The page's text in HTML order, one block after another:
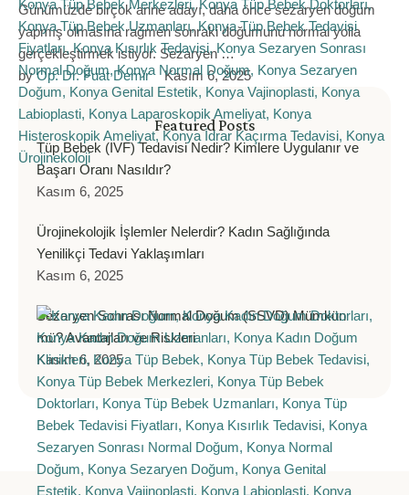
Günümüzde birçok anne adayı, daha önce sezaryen doğum
yapmış olmasına rağmen sonraki doğumunu normal yolla
gerçekleştirmek istiyor. Sezaryen …
by Op. Dr. Fuat Demir Kasım 6, 2025
Featured Posts
Tüp Bebek (IVF) Tedavisi Nedir? Kimlere Uygulanır ve
Başarı Oranı Nasıldır?
Kasım 6, 2025
Ürojinekolojik İşlemler Nelerdir? Kadın Sağlığında
Yenilikçi Tedavi Yaklaşımları
Kasım 6, 2025
Sezaryen Sonrası Normal Doğum (SSVD) Mümkün
mü? Avantajları ve Riskleri
Kasım 6, 2025